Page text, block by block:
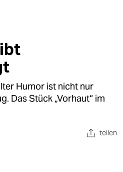
Humor ist nicht nur
Das Stück „Vorhaut“ im
teilen